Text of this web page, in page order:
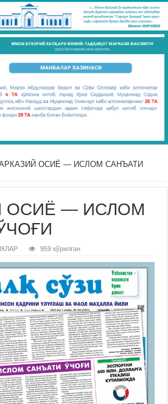
ОСИЁ — ИСЛОМ САНЪАТИ
ОСИЁ — ИСЛОМ
959 кўрилган